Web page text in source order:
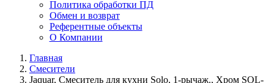
Политика обработки ПД
Обмен и возврат
Референтные объекты
О Компании
Главная
Смесители
Jaquar, Смеситель для кухни Solo, 1-рычаж., Хром SOL-